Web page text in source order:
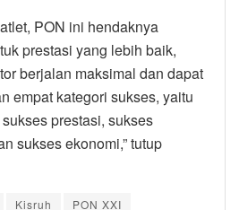
PON ini hendaknya
prestasi yang lebih baik,
berjalan maksimal dan dapat
empat kategori sukses, yaitu
prestasi, sukses
sukses ekonomi,” tutup
Kisruh PON XXI